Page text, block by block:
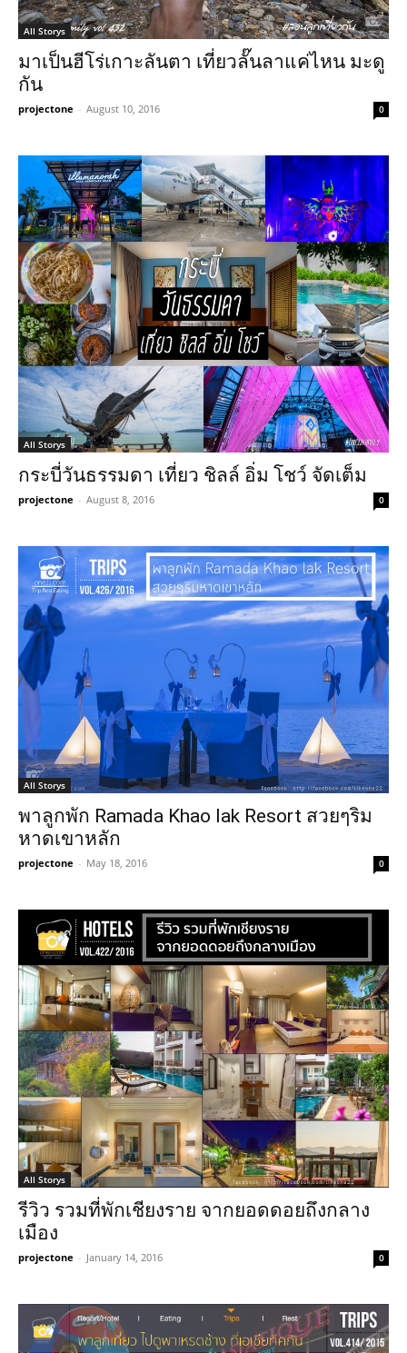
All Storys
มาเป็นฮีโร่เกาะลันตา เที่ยวลั๊นลาแค่ไหน มะดู
กัน
projectone - August 10, 2016 0
All Storys
กระบี่วันธรรมดา เที่ยว ชิลล์ อิ่ม โชว์ จัดเต็ม
projectone - August 8, 2016 0
All Storys
พาลูกพัก Ramada Khao lak Resort สวยๆริม
หาดเขาหลัก
projectone - May 18, 2016 0
All Storys
รีวิว รวมที่พักเชียงราย จากยอดดอยถึงกลาง
เมือง
projectone - January 14, 2016 0